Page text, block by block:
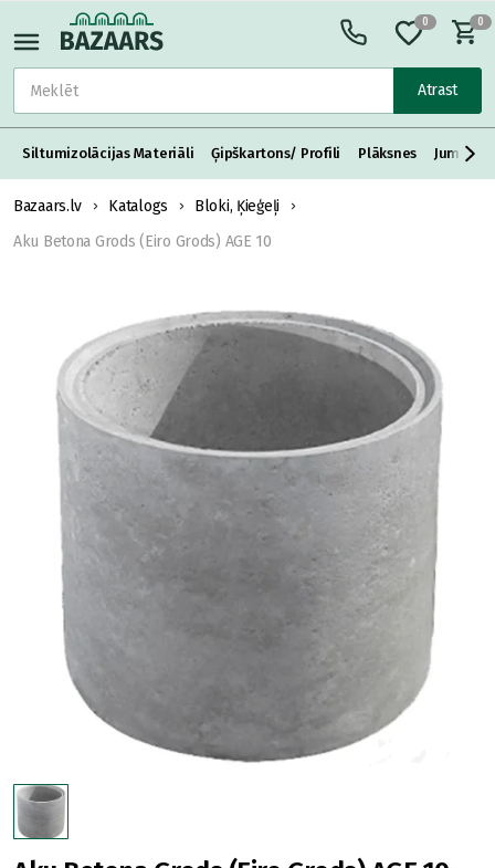
Atrast
0 0
Siltumizolācijas Materiāli Ģipškartons/ Profili Plāksnes Jumta
Bazaars.lv Katalogs
Bloki, Ķieģeļi
Aku Betona Grods (Eiro Grods) AGE 10